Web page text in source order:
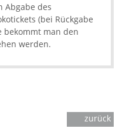
Abgabe des
(bei Rückgabe
bekommt man den
werden.
zurück